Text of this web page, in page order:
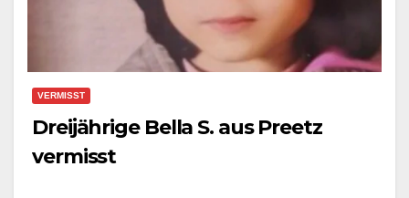
VERMISST
Dreijährige Bella S. aus Preetz
vermisst